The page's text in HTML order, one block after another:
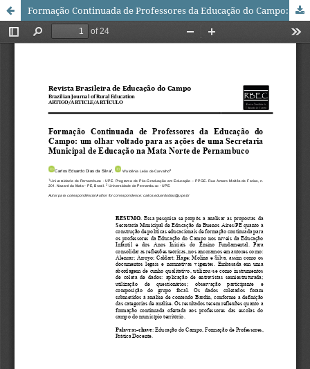
Formação Continuada de Professores da Educação do Campo: um olhar voltado para as ações de uma secretaria municipal de educação na Mata Norte de Pernambuco